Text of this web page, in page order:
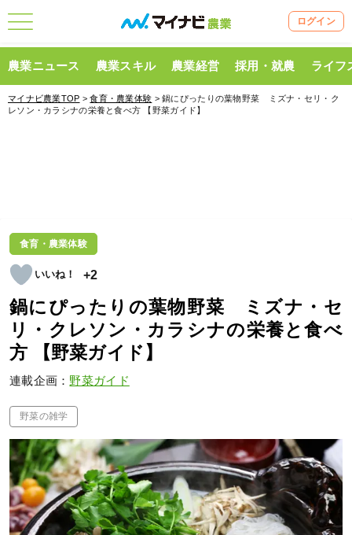
ログイン
農業ニュース 農業スキル 農業経営 採用・就農 ライフ
マイナビ農業TOP >食育・農業体験 > 鍋にぴったりの葉物野菜 ミズナ・セリ・ク
レソン・カラシナの栄養と食べ方 【野菜ガイド】
食育・農業体験
+2
鍋にぴったりの葉物野菜 ミズナ・セ
リ・クレソン・カラシナの栄養と食べ
方 【野菜ガイド】
連載企画： 野菜ガイド
野菜の雑学